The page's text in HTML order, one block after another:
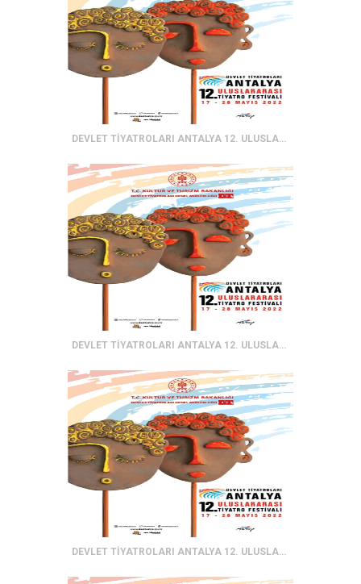
DEVLET TİYATROLARI ANTALYA 12. ULUSLARARASI TİYATRO FESTİVALİ
DEVLET TİYATROLARI ANTALYA 12. ULUSLARARASI TİYATRO FESTİVALİ
DEVLET TİYATROLARI ANTALYA 12. ULUSLARARASI TİYATRO FESTİVALİ